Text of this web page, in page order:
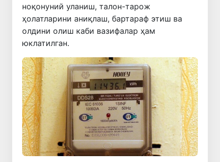
ноқонуний уланиш, талон-тaрож
ҳолатларини аниқлаш, бартараф этиш ва
олдини олиш каби вазифалар ҳам
юклатилган.